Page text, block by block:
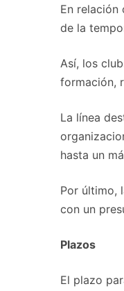
En relación
de la
Así, los
formación,
La línea
hasta un
Por último,
con un
Plazos
El plazo